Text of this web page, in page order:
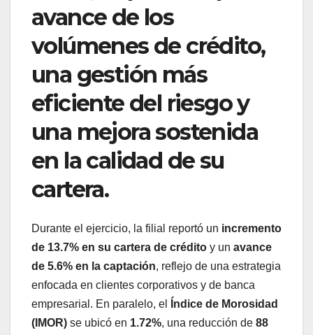
avance de los
volúmenes de crédito,
una gestión más
eficiente del riesgo y
una mejora sostenida
en la calidad de su
cartera.
Durante el ejercicio, la filial reportó un incremento
de 13.7% en su cartera de crédito y un avance
de 5.6% en la captación, reflejo de una estrategia
enfocada en clientes corporativos y de banca
empresarial. En paralelo, el
Índice de Morosidad
(IMOR) se ubicó en 1.72%, una reducción de 88